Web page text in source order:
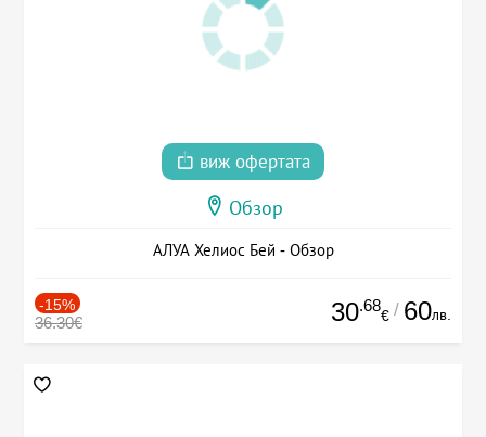
виж офертата
Обзор
АЛУА Хелиос Бей - Обзор
-15%
36.30€ 30.68
€ / 60лв.